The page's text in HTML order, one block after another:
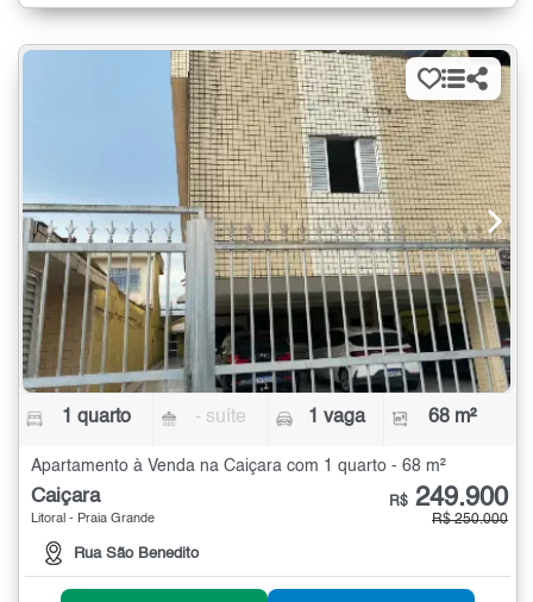
1 quarto - suíte 1 vaga 68 m²
Apartamento à Venda na Caiçara com 1 quarto - 68 m²
Caiçara
Litoral - Praia Grande
Rua São Benedito
R$ 249.900
R$ 250.000